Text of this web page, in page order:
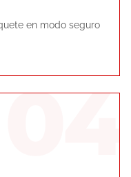
en modo seguro
04